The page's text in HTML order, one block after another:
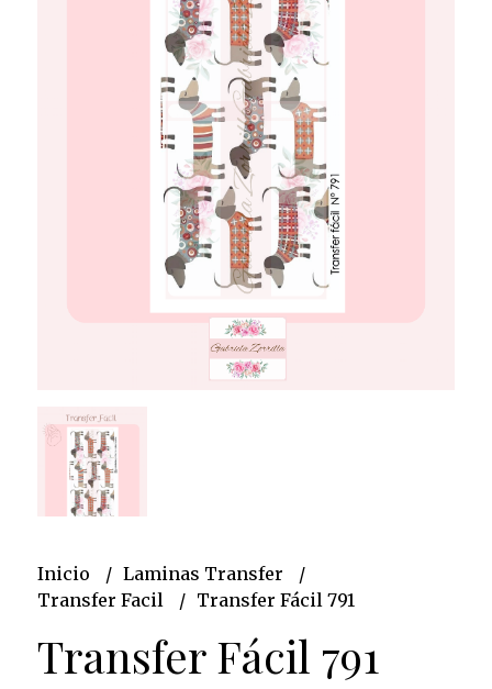
Inicio
Laminas Transfer
Transfer Facil
Transfer Fácil 791
Transfer Fácil 791